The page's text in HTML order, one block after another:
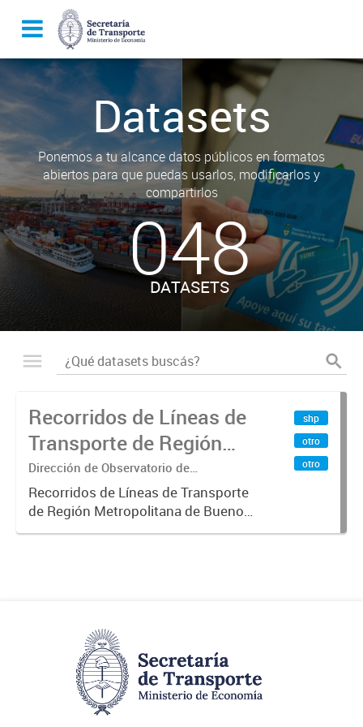
Datasets
Ponemos a tu alcance datos públicos en formatos
abiertos para que puedas usarlos, modificarlos y
compartirlos
048
DATASETS
Recorridos de Líneas de
Transporte de Región
Metropolitana de
Buenos Aires (RMBA)
Dirección de Observatorio de
Transporte, Estudio y Sistemas
Recorridos de Líneas de Transporte
de Región Metropolitana de Buenos
Aires (RMBA).-
shp
otro
otro